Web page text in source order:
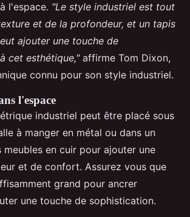
l'espace. "Le style industriel est tout
et de la profondeur, et un tapis
ajouter une touche de
cet esthétique,"affirme Tom Dixon,
connu pour son style industriel.
l'espace
industriel peut être placé sous
à manger en métal ou dans un
meubles en cuir pour ajouter une
et de confort. Assurez vous que
grand pour ancrer
une touche de sophistication.